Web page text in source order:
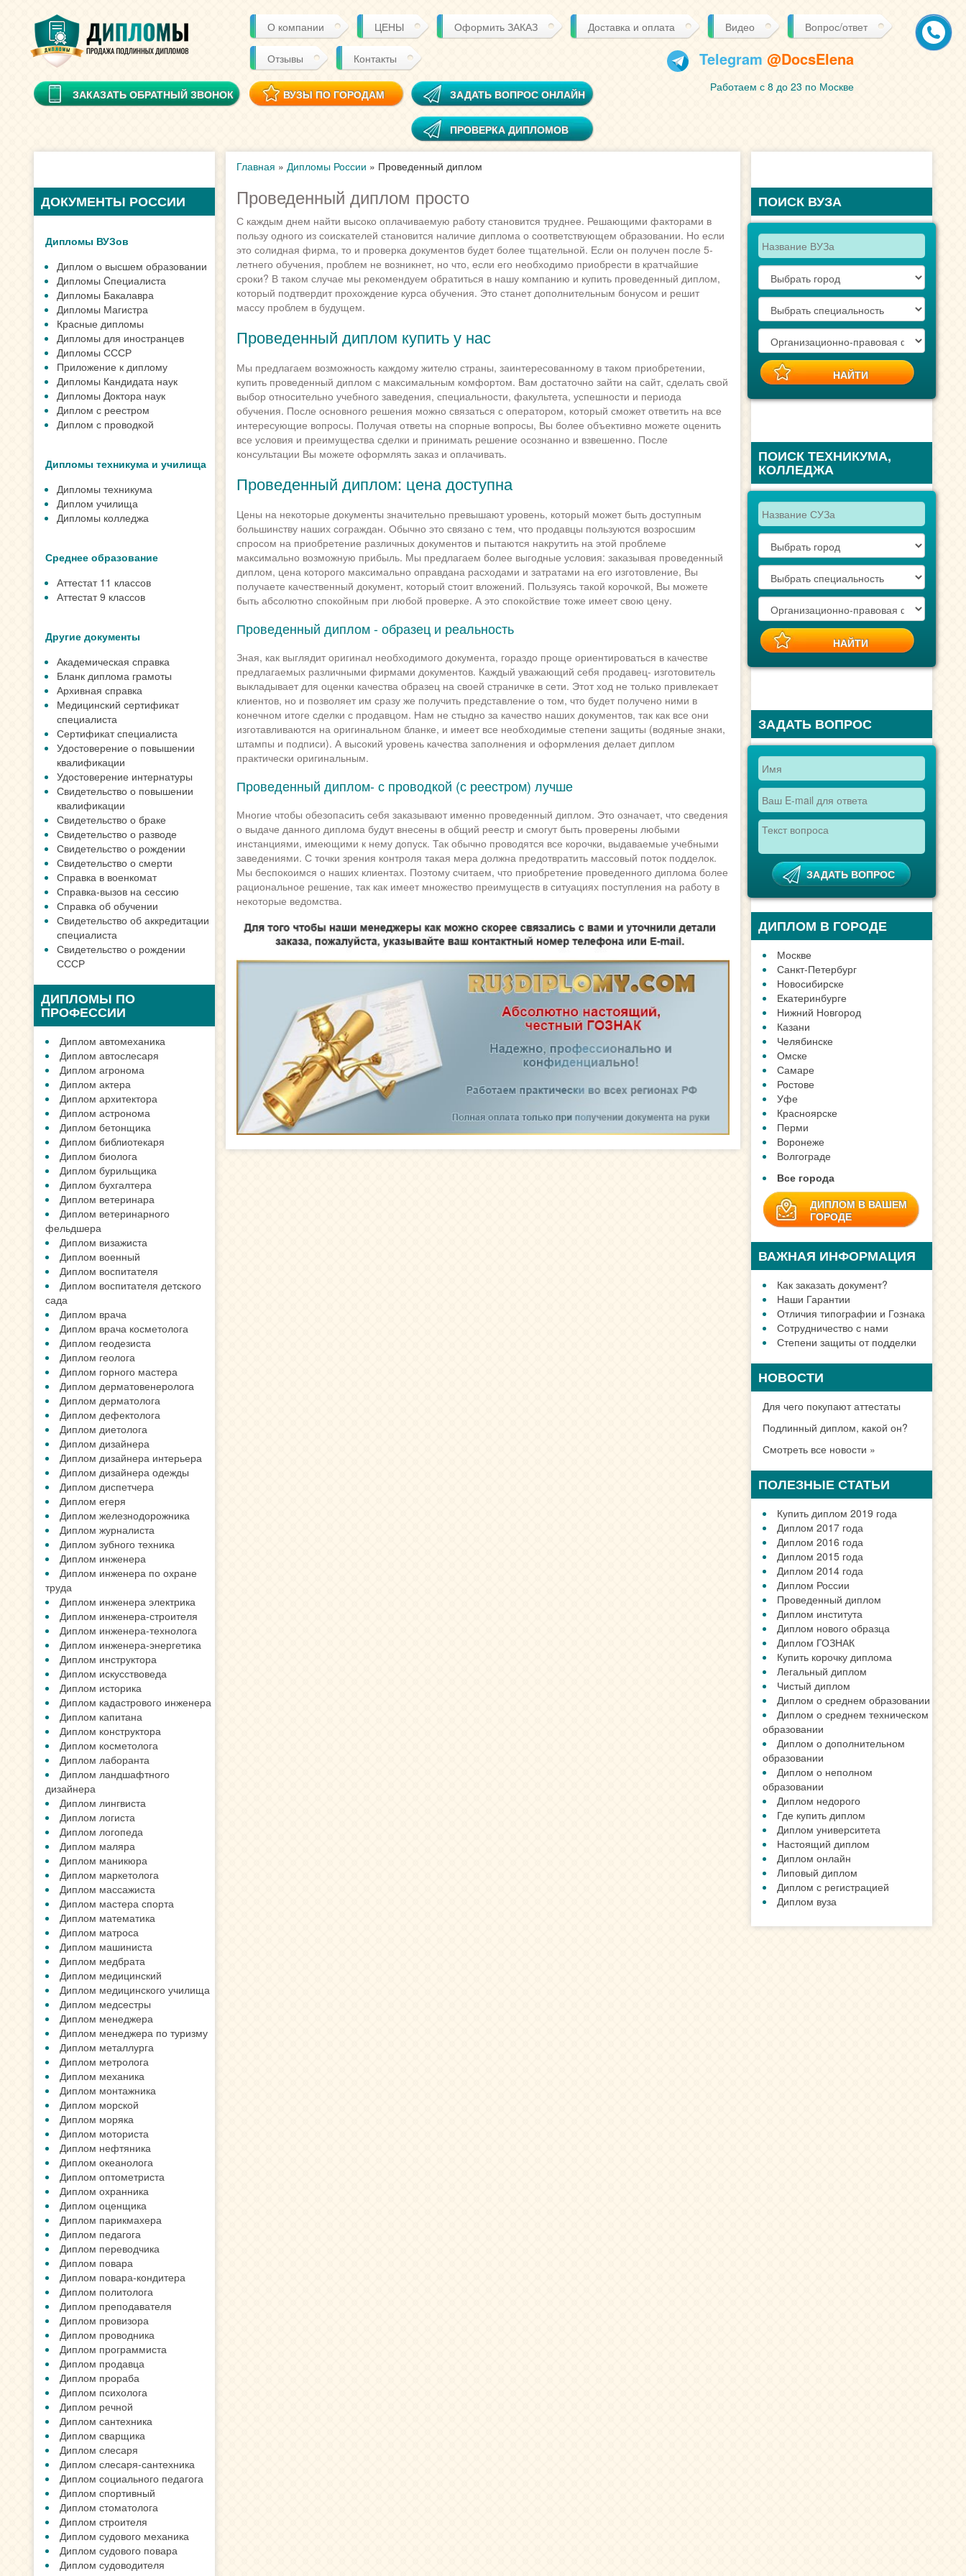
О компании ЦЕНЫ Оформить ЗАКАЗ Доставка и оплата Видео Вопрос/ответ
Отзывы Контакты
ЗАКАЗАТЬ ОБРАТНЫЙ ЗВОНОК ВУЗЫ ПО ГОРОДАМ ЗАДАТЬ ВОПРОС ОНЛАЙН
ПРОВЕРКА ДИПЛОМОВ
Telegram @DocsElena
Работаем с 8 до 23 по Москве
ДОКУМЕНТЫ РОССИИ
Дипломы ВУЗов
Диплом о высшем образовании
Дипломы Cпециалиста
Дипломы Бакалавра
Дипломы Магистра
Красные дипломы
Дипломы для иностранцев
Дипломы СССР
Приложение к диплому
Дипломы Кандидата наук
Дипломы Доктора наук
Диплом с реестром
Диплом с проводкой
Дипломы техникума и училища
Дипломы техникума
Диплом училища
Дипломы колледжа
Среднее образование
Аттестат 11 классов
Аттестат 9 классов
Другие документы
Академическая справка
Бланк диплома грамоты
Архивная справка
Медицинский сертификат
специалиста
Сертификат специалиста
Удостоверение о повышении
квалификации
Удостоверение интернатуры
Свидетельство о повышении
квалификации
Свидетельство о браке
Свидетельство о разводе
Свидетельство о рождении
Свидетельство о смерти
Справка в военкомат
Справка-вызов на сессию
Справка об обучении
Свидетельство об аккредитации
специалиста
Свидетельство о рождении
СССР
ДИПЛОМЫ ПО
ПРОФЕССИИ
Диплом автомеханика
Диплом автослесаря
Диплом агронома
Диплом актера
Диплом архитектора
Диплом астронома
Диплом бетонщика
Диплом библиотекаря
Диплом биолога
Диплом бурильщика
Диплом бухгалтера
Диплом ветеринара
Диплом ветеринарного
фельдшера
Диплом визажиста
Диплом военный
Диплом воспитателя
Диплом воспитателя детского
сада
Диплом врача
Диплом врача косметолога
Диплом геодезиста
Диплом геолога
Диплом горного мастера
Диплом дерматовенеролога
Диплом дерматолога
Диплом дефектолога
Диплом диетолога
Диплом дизайнера
Диплом дизайнера интерьера
Диплом дизайнера одежды
Диплом диспетчера
Диплом егеря
Диплом железнодорожника
Диплом журналиста
Диплом зубного техника
Диплом инженера
Диплом инженера по охране
труда
Диплом инженера электрика
Диплом инженера-строителя
Диплом инженера-технолога
Диплом инженера-энергетика
Диплом инструктора
Диплом искусствоведа
Диплом историка
Диплом кадастрового инженера
Диплом капитана
Диплом конструктора
Диплом косметолога
Диплом лаборанта
Диплом ландшафтного
дизайнера
Диплом лингвиста
Диплом логиста
Диплом логопеда
Диплом маляра
Диплом маникюра
Диплом маркетолога
Диплом массажиста
Диплом мастера спорта
Диплом математика
Диплом матроса
Диплом машиниста
Диплом медбрата
Диплом медицинский
Диплом медицинского училища
Диплом медсестры
Диплом менеджера
Диплом менеджера по туризму
Диплом металлурга
Диплом метролога
Диплом механика
Диплом монтажника
Диплом морской
Диплом моряка
Диплом моториста
Диплом нефтяника
Диплом океанолога
Диплом оптометриста
Диплом охранника
Диплом оценщика
Диплом парикмахера
Диплом педагога
Диплом переводчика
Диплом повара
Диплом повара-кондитера
Диплом политолога
Диплом преподавателя
Диплом провизора
Диплом проводника
Диплом программиста
Диплом продавца
Диплом прораба
Диплом психолога
Диплом речной
Диплом сантехника
Диплом сварщика
Диплом слесаря
Диплом слесаря-сантехника
Диплом социального педагога
Диплом спортивный
Диплом стоматолога
Диплом строителя
Диплом судового механика
Диплом судового повара
Диплом судоводителя
Главная » Дипломы России » Проведенный диплом
Проведенный диплом просто
С каждым днем найти высоко оплачиваемую работу становится труднее. Решающими факторами в
пользу одного из соискателей становится наличие диплома о соответствующем образовании. Но если
это солидная фирма, то и проверка документов будет более тщательной. Если он получен после 5-
летнего обучения, проблем не возникнет, но что, если его необходимо приобрести в кратчайшие
сроки? В таком случае мы рекомендуем обратиться в нашу компанию и купить проведенный диплом,
который подтвердит прохождение курса обучения. Это станет дополнительным бонусом и решит
массу проблем в будущем.
Проведенный диплом купить у нас
Мы предлагаем возможность каждому жителю страны, заинтересованному в таком приобретении,
купить проведенный диплом с максимальным комфортом. Вам достаточно зайти на сайт, сделать свой
выбор относительно учебного заведения, специальности, факультета, успешности и периода
обучения. После основного решения можно связаться с оператором, который сможет ответить на все
интересующие вопросы. Получая ответы на спорные вопросы, Вы более объективно можете оценить
все условия и преимущества сделки и принимать решение осознанно и взвешенно. После
консультации Вы можете оформлять заказ и оплачивать.
Проведенный диплом: цена доступна
Цены на некоторые документы значительно превышают уровень, который может быть доступным
большинству наших сограждан. Обычно это связано с тем, что продавцы пользуются возросшим
спросом на приобретение различных документов и пытаются накрутить на этой проблеме
максимально возможную прибыль. Мы предлагаем более выгодные условия: заказывая проведенный
диплом, цена которого максимально оправдана расходами и затратами на его изготовление, Вы
получаете качественный документ, который стоит вложений. Пользуясь такой корочкой, Вы можете
быть абсолютно спокойным при любой проверке. А это спокойствие тоже имеет свою цену.
Проведенный диплом - образец и реальность
Зная, как выглядит оригинал необходимого документа, гораздо проще ориентироваться в качестве
предлагаемых различными фирмами документов. Каждый уважающий себя продавец- изготовитель
выкладывает для оценки качества образец на своей страничке в сети. Этот ход не только привлекает
клиентов, но и позволяет им сразу же получить представление о том, что будет получено ними в
конечном итоге сделки с продавцом. Нам не стыдно за качество наших документов, так как все они
изготавливаются на оригинальном бланке, и имеет все необходимые степени защиты (водяные знаки,
штампы и подписи). А высокий уровень качества заполнения и оформления делает диплом
практически оригинальным.
Проведенный диплом- с проводкой (с реестром) лучше
Многие чтобы обезопасить себя заказывают именно проведенный диплом. Это означает, что сведения
о выдаче данного диплома будут внесены в общий реестр и смогут быть проверены любыми
инстанциями, имеющими к нему допуск. Так обычно проводятся все корочки, выдаваемые учебными
заведениями. С точки зрения контроля такая мера должна предотвратить массовый поток подделок.
Мы беспокоимся о наших клиентах. Поэтому считаем, что приобретение проведенного диплома более
рациональное решение, так как имеет множество преимуществ в ситуациях поступления на работу в
некоторые ведомства.
ПОИСК ВУЗА
ПОИСК ТЕХНИКУМА,
КОЛЛЕДЖА
ЗАДАТЬ ВОПРОС
ДИПЛОМ В ГОРОДЕ
Москве
Санкт-Петербург
Новосибирске
Екатеринбурге
Нижний Новгород
Казани
Челябинске
Омске
Самаре
Ростове
Уфе
Красноярске
Перми
Воронеже
Волгограде
Все города
ДИПЛОМ В ВАШЕМ
ГОРОДЕ
ВАЖНАЯ ИНФОРМАЦИЯ
Как заказать документ?
Наши Гарантии
Отличия типографии и Гознака
Сотрудничество с нами
Степени защиты от подделки
НОВОСТИ
Для чего покупают аттестаты
Подлинный диплом, какой он?
Смотреть все новости »
ПОЛЕЗНЫЕ СТАТЬИ
Купить диплом 2019 года
Диплом 2017 года
Диплом 2016 года
Диплом 2015 года
Диплом 2014 года
Диплом России
Проведенный диплом
Диплом института
Диплом нового образца
Диплом ГОЗНАК
Купить корочку диплома
Легальный диплом
Чистый диплом
Диплом о среднем образовании
Диплом о среднем техническом
образовании
Диплом о дополнительном
образовании
Диплом о неполном
образовании
Диплом недорого
Где купить диплом
Диплом университета
Настоящий диплом
Диплом онлайн
Липовый диплом
Диплом с регистрацией
Диплом вуза